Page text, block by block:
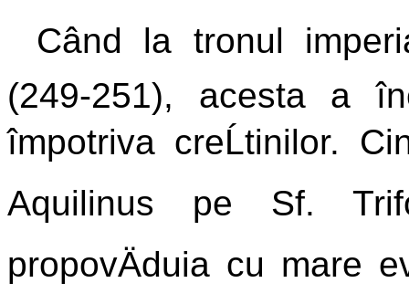
Când la tronul
(249-251), acesta a
împotriva creĹtinilor.
Aquilinus pe Sf.
propovÄduia cu mare